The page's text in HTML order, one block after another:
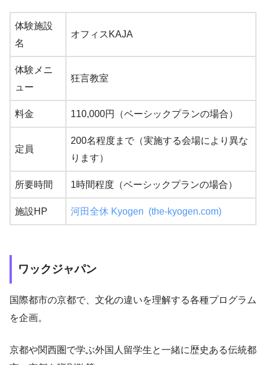
体験施設
名
オフィスKAJA
体験メニ
ュー
狂言教室
料金 110,000円（ベーシックプランの場合）
定員
200名程度まで（実施する会場により異な
ります）
所要時間 1時間程度（ベーシックプランの場合）
施設HP 河田全休 Kyogen (the-kyogen.com)
ワックジャパン
国際都市の京都で、文化の違いを理解する各種プログラム
を企画。
京都や関西圏で学ぶ外国人留学生と一緒に歴史ある伝統都